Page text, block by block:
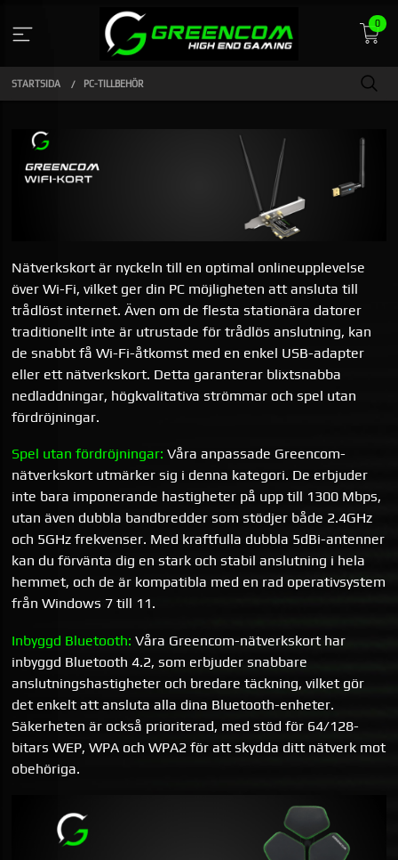
innehåll
0
STARTSIDA PC-TILLBEHÖR
Nätverkskort är nyckeln till en optimal onlineupplevelse
över Wi-Fi, vilket ger din PC möjligheten att ansluta till
trådlöst internet. Även om de flesta stationära datorer
traditionellt inte är utrustade för trådlös anslutning, kan
de snabbt få Wi-Fi-åtkomst med en enkel USB-adapter
eller ett nätverkskort. Detta garanterar blixtsnabba
nedladdningar, högkvalitativa strömmar och spel utan
fördröjningar.
Spel utan fördröjningar: Våra anpassade Greencom-
nätverkskort utmärker sig i denna kategori. De erbjuder
inte bara imponerande hastigheter på upp till 1300 Mbps,
utan även dubbla bandbredder som stödjer både 2.4GHz
och 5GHz frekvenser. Med kraftfulla dubbla 5dBi-antenner
kan du förvänta dig en stark och stabil anslutning i hela
hemmet, och de är kompatibla med en rad operativsystem
från Windows 7 till 11.
Inbyggd Bluetooth: Våra Greencom-nätverkskort har
inbyggd Bluetooth 4.2, som erbjuder snabbare
anslutningshastigheter och bredare täckning, vilket gör
det enkelt att ansluta alla dina Bluetooth-enheter.
Säkerheten är också prioriterad, med stöd för 64/128-
bitars WEP, WPA och WPA2 för att skydda ditt nätverk mot
obehöriga.